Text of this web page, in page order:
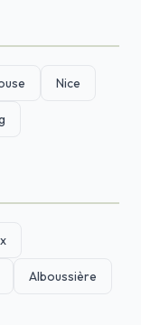
Nice
Alboussière